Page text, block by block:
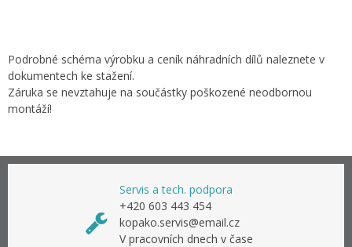
Podrobné schéma výrobku a ceník náhradních dílů naleznete v
dokumentech ke stažení.
Záruka se nevztahuje na součástky poškozené neodbornou
montáží!
Servis a tech. podpora
+420 603 443 454
kopako.servis@email.cz
V pracovních dnech v čase